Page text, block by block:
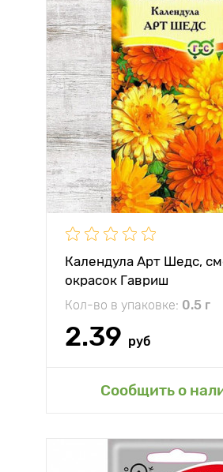
Календула Арт Шедс,
окрасок Гавриш
Кол-во в упаковке: 0.5 г
2.39 руб
Сообщить о